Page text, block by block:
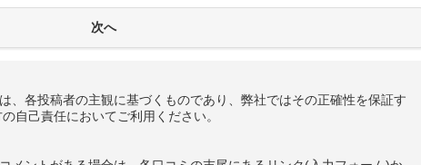
、各投稿者の主観に基づくものであり、弊社ではその正確性を保証す
自己責任においてご利用ください。